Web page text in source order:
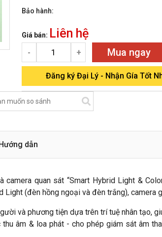
Bảo hành:
Giá bán: Liên hệ
- + Mua ngay
Đăng ký Đại Lý - Nhận Gía Tốt
dẫn
camera quan sát “Smart Hybrid Light &
Light (đèn hồng ngoại và đèn trắng),
và phương tiện dựa trên trí tuệ nhân tạo,
âm & loa phát - cho phép giám sát âm